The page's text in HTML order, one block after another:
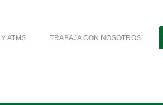
ATMS TRABAJA CON NOSOTROS